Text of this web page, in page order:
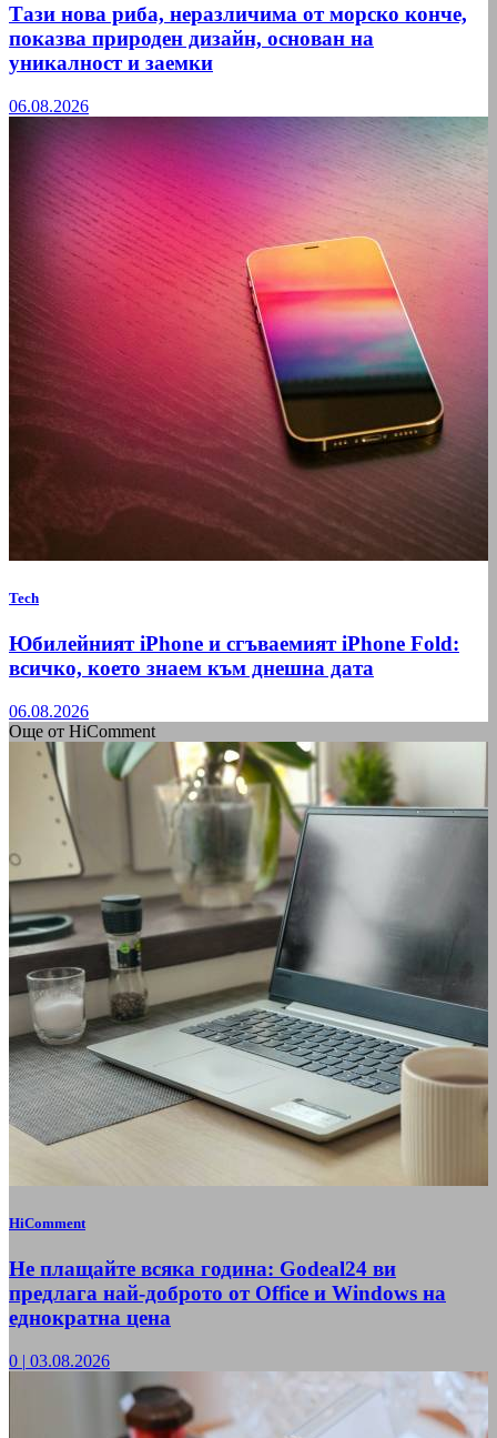
Тази нова риба, неразличима от морско конче,
показва природен дизайн, основан на
уникалност и заемки
06.08.2026
Tech
Юбилейният iPhone и сгъваемият iPhone Fold:
всичко, което знаем към днешна дата
06.08.2026
Още от HiComment
HiComment
Не плащайте всяка година: Godeal24 ви
предлага най-доброто от Office и Windows на
еднократна цена
0 | 03.08.2026